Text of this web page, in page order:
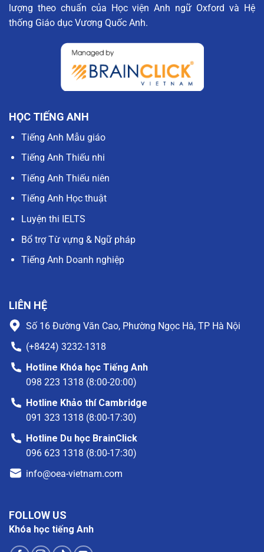
lượng theo chuẩn của Học viện Anh ngữ Oxford và Hệ
thống Giáo dục Vương Quốc Anh.
HỌC TIẾNG ANH
Tiếng Anh Mẫu giáo
Tiếng Anh Thiếu nhi
Tiếng Anh Thiếu niên
Tiếng Anh Học thuật
Luyện thi IELTS
Bổ trợ Từ vựng & Ngữ pháp
Tiếng Anh Doanh nghiệp
LIÊN HỆ
Số 16 Đường Văn Cao, Phường Ngọc Hà, TP Hà Nội
(+8424) 3232-1318
Hotline Khóa học Tiếng Anh
098 223 1318 (8:00-20:00)
Hotline Khảo thí Cambridge
091 323 1318 (8:00-17:30)
Hotline Du học BrainClick
096 623 1318 (8:00-17:30)
info@oea-vietnam.com
FOLLOW US
Khóa học tiếng Anh